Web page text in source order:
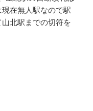
在無人駅なので駅
北駅までの切符を